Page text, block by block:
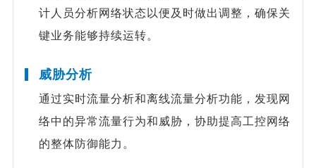
计人员分析网络状态以便及时做出调整，确保关
键业务能够持续运转。
威胁分析
通过实时流量分析和离线流量分析功能，发现网
络中的异常流量行为和威胁，协助提高工控网络
的整体防御能力。